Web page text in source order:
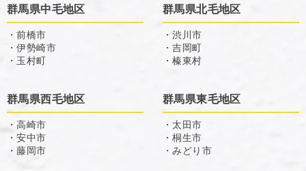
群馬県中毛地区
・前橋市
・伊勢崎市
・玉村町
群馬県北毛地区
・渋川市
・吉岡町
・榛東村
群馬県西毛地区
・高崎市
・安中市
・藤岡市
群馬県東毛地区
・太田市
・桐生市
・みどり市